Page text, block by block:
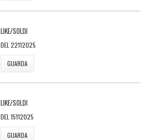
LIKE/SOLDI
DEL 22112025
GUARDA
LIKE/SOLDI
DEL 15112025
GUARDA